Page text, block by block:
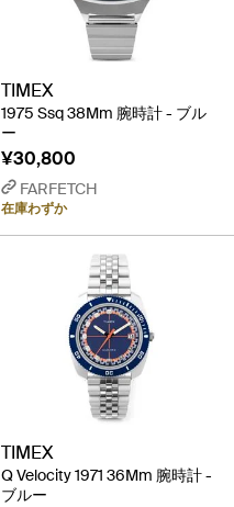
TIMEX
1975 Ssq 38Mm 腕時計 - ブル
ー
¥30,800
FARFETCH
在庫わずか
TIMEX
Q Velocity 1971 36Mm 腕時計 -
ブルー